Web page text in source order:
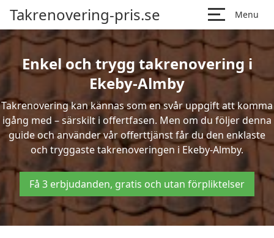
Takrenovering-pris.se Menu
Enkel och trygg takrenovering i
Ekeby-Almby
Takrenovering kan kännas som en svår uppgift att komma
igång med – särskilt i offertfasen. Men om du följer denna
guide och använder vår offerttjänst får du den enklaste
och tryggaste takrenoveringen i Ekeby-Almby.
Få 3 erbjudanden, gratis och utan förpliktelser